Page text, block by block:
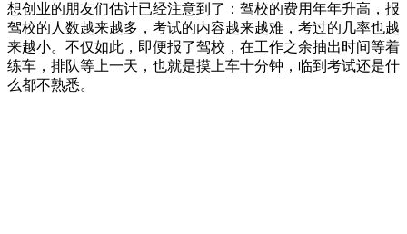
想创业的朋友们估计已经注意到了：驾校的费用年年升高，报
驾校的人数越来越多，考试的内容越来越难，考过的几率也越
来越小。不仅如此，即便报了驾校，在工作之余抽出时间等着
练车，排队等上一天，也就是摸上车十分钟，临到考试还是什
么都不熟悉。